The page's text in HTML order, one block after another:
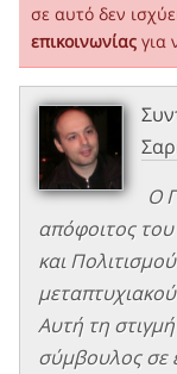
σε αυτό δεν
επικοινωνίας για
Ο
απόφοιτος
και
Αυτή τη
σύμβουλος σε